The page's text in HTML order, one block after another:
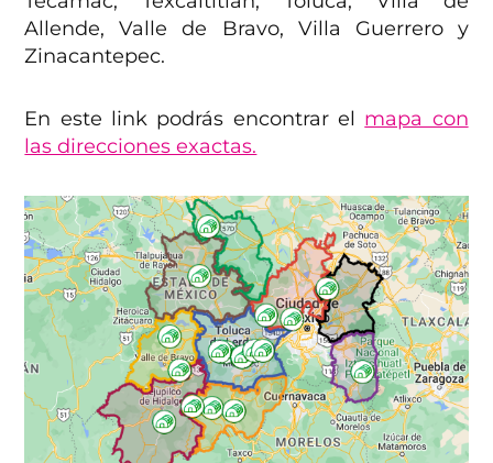
Allende, Valle de Bravo, Villa Guerrero y
Zinacantepec.
En este link podrás encontrar el mapa con
las direcciones exactas.